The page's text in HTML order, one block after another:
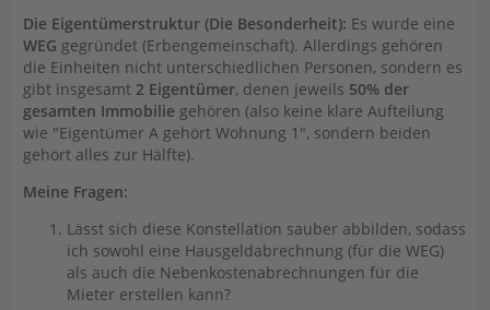
Die Eigentümerstruktur (Die Besonderheit): Es wurde eine
WEG gegründet (Erbengemeinschaft). Allerdings gehören
die Einheiten nicht unterschiedlichen Personen, sondern es
gibt insgesamt 2 Eigentümer, denen jeweils 50% der
gesamten Immobilie gehören (also keine klare Aufteilung
wie "Eigentümer A gehört Wohnung 1", sondern beiden
gehört alles zur Hälfte).
Meine Fragen:
Lässt sich diese Konstellation sauber abbilden, sodass
ich sowohl eine Hausgeldabrechnung (für die WEG)
als auch die Nebenkostenabrechnungen für die
Mieter erstellen kann?